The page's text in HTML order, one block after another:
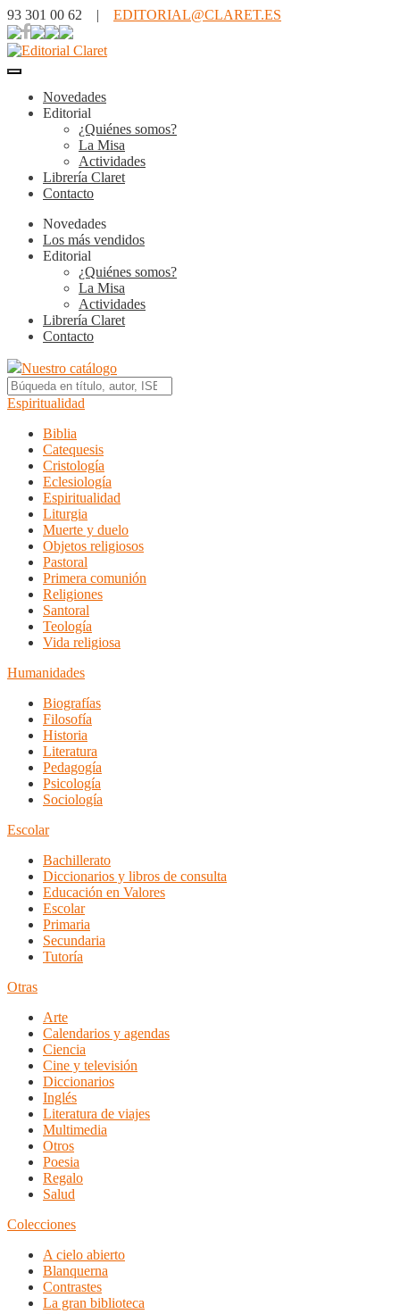
93 301 00 62 | EDITORIAL@CLARET.ES
Novedades
Editorial
¿Quiénes somos?
La Misa
Actividades
Librería Claret
Contacto
Novedades
Los más vendidos
Editorial
¿Quiénes somos?
La Misa
Actividades
Librería Claret
Contacto
Nuestro catálogo
Espiritualidad
Biblia
Catequesis
Cristología
Eclesiología
Espiritualidad
Liturgia
Muerte y duelo
Objetos religiosos
Pastoral
Primera comunión
Religiones
Santoral
Teología
Vida religiosa
Humanidades
Biografías
Filosofía
Historia
Literatura
Pedagogía
Psicología
Sociología
Escolar
Bachillerato
Diccionarios y libros de consulta
Educación en Valores
Escolar
Primaria
Secundaria
Tutoría
Otras
Arte
Calendarios y agendas
Ciencia
Cine y televisión
Diccionarios
Inglés
Literatura de viajes
Multimedia
Otros
Poesia
Regalo
Salud
Colecciones
A cielo abierto
Blanquerna
Contrastes
La gran biblioteca